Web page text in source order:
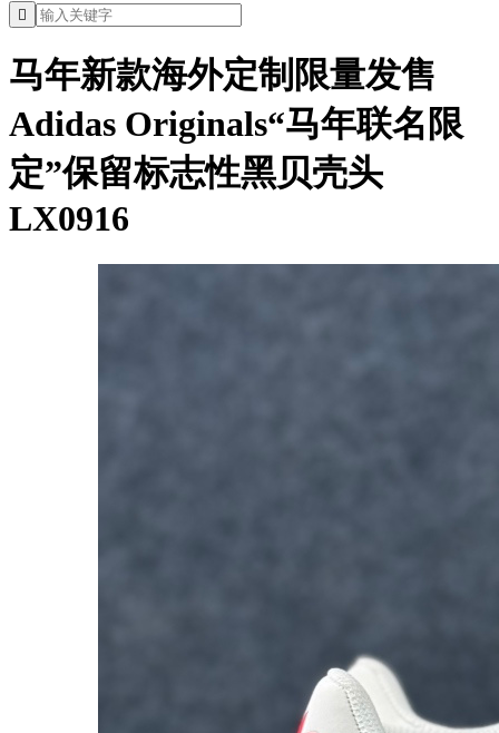

马年新款海外定制限量发售
Adidas Originals“马年联名限
定”保留标志性黑贝壳头
LX0916